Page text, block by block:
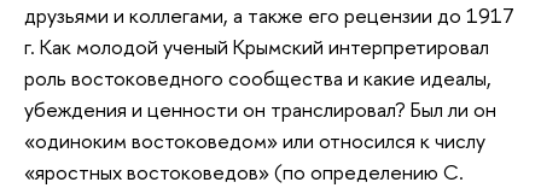
друзьями и коллегами, а также его рецензии до 1917
г. Как молодой ученый Крымский интерпретировал
роль востоковедного сообщества и какие идеалы,
убеждения и ценности он транслировал? Был ли он
«одиноким востоковедом» или относился к числу
«яростных востоковедов» (по определению С.